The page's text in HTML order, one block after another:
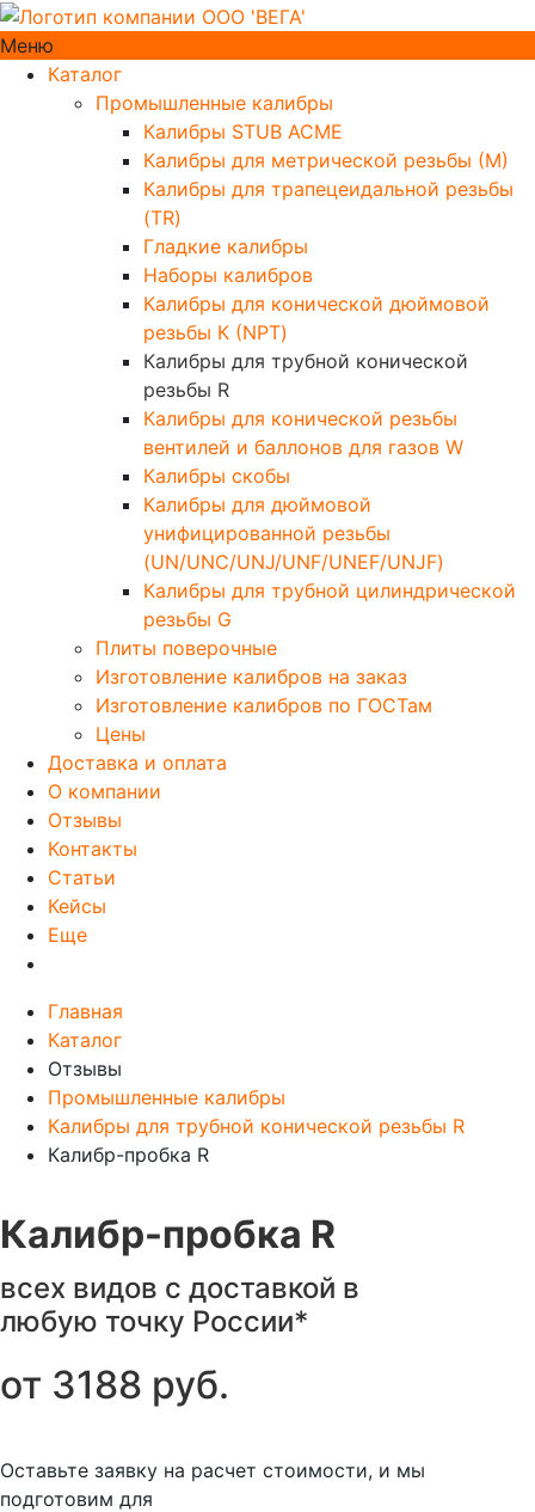
Меню
Каталог
Промышленные калибры
Калибры STUB ACME
Калибры для метрической резьбы (М)
Калибры для трапецеидальной резьбы
(TR)
Гладкие калибры
Наборы калибров
Калибры для конической дюймовой
резьбы К (NPT)
Калибры для трубной конической
резьбы R
Калибры для конической резьбы
вентилей и баллонов для газов W
Калибры скобы
Калибры для дюймовой
унифицированной резьбы
(UN/UNC/UNJ/UNF/UNEF/UNJF)
Калибры для трубной цилиндрической
резьбы G
Плиты поверочные
Изготовление калибров на заказ
Изготовление калибров по ГОСТам
Цены
Доставка и оплата
О компании
Отзывы
Контакты
Статьи
Кейсы
Еще
Главная
Каталог
Отзывы
Промышленные калибры
Калибры для трубной конической резьбы R
Калибр-пробка R
Калибр-пробка R
всех видов с доставкой в
любую точку России*
от 3188 руб.
Оставьте заявку на расчет стоимости, и мы
подготовим для